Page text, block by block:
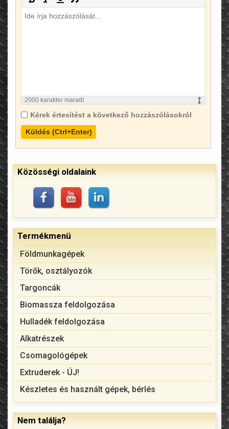
2000 karakter maradt
Kérek értesítést a következő hozzászólásokról
Küldés (Ctrl+Enter)
Közösségi oldalaink
Termékmenü
Földmunkagépek
Törők, osztályozók
Targoncák
Biomassza feldolgozása
Hulladék feldolgozása
Alkatrészek
Csomagológépek
Extruderek - ÚJ!
Készletes és használt gépek, bérlés
Nem találja?